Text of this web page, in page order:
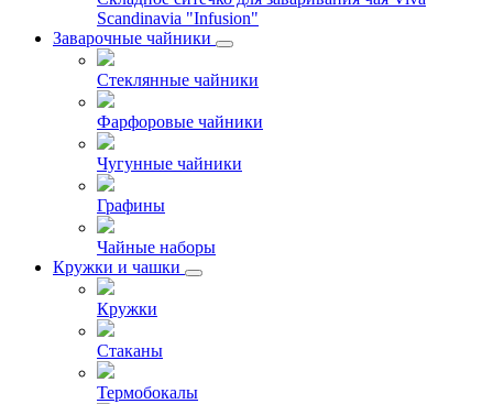
Scandinavia "Infusion"
Заварочные чайники
Стеклянные чайники
Фарфоровые чайники
Чугунные чайники
Графины
Чайные наборы
Кружки и чашки
Кружки
Стаканы
Термобокалы